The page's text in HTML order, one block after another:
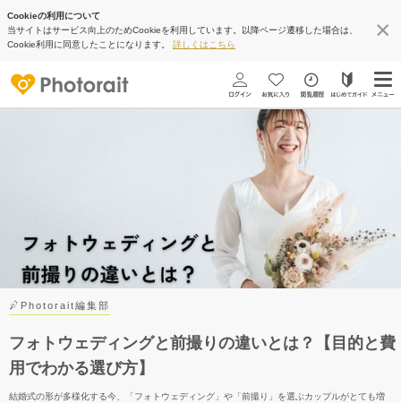
Cookieの利用について
当サイトはサービス向上のためCookieを利用しています。以降ページ遷移した場合は、
Cookie利用に同意したことになります。 詳しくはこちら
Photorait編集部
フォトウェディングと前撮りの違いとは？【目的と費
用でわかる選び方】
結婚式の形が多様化する今、「フォトウェディング」や「前撮り」を選ぶカップルがとても増